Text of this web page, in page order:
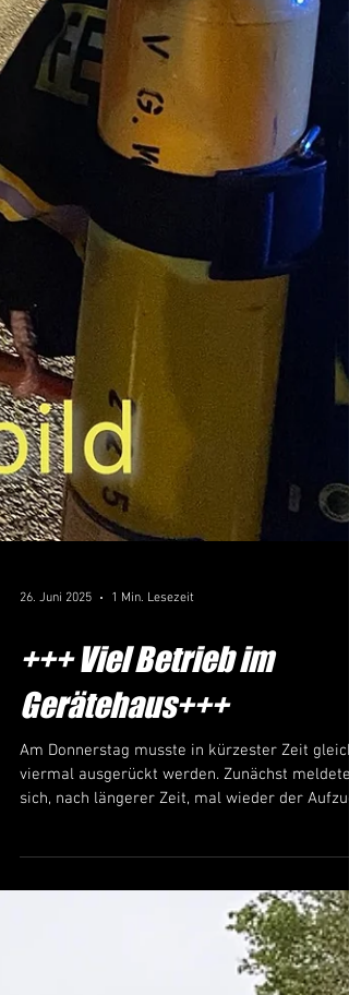
26. Juni 2025 1 Min. Lesezeit
+++ Viel Betrieb im
Gerätehaus+++